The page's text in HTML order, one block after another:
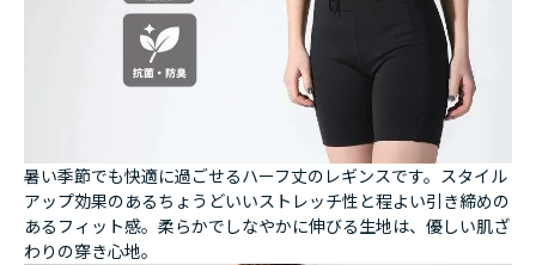
暑い季節でも快適に過ごせるハーフ丈のレギンスです。スタイル
アップ効果のあるちょうどいいストレッチ性と程よい引き締めの
あるフィット感。柔らかでしなやかに伸びる生地は、優しい肌ざ
わりの穿き心地。